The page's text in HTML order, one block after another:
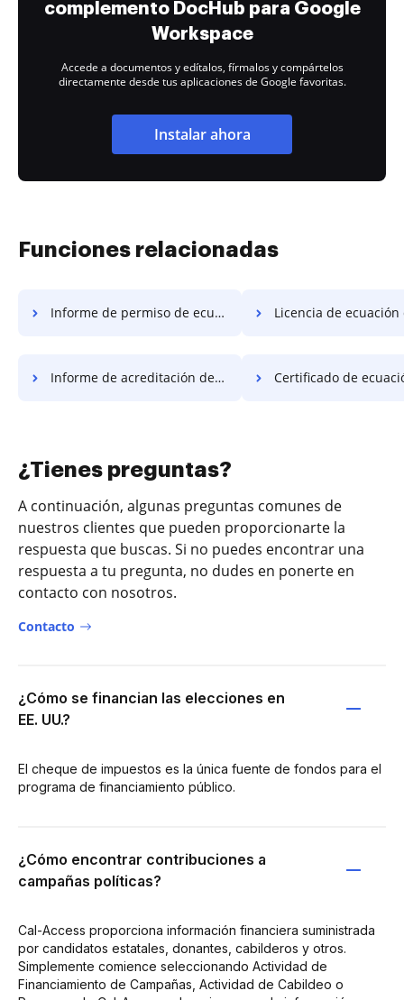
complemento DocHub para Google
Workspace
Accede a documentos y edítalos, fírmalos y compártelos
directamente desde tus aplicaciones de Google favoritas.
Instalar ahora
Funciones relacionadas
Informe de permiso de ecuación Licencia de ecuación de
Informe de acreditación de ecuaciones Certificado de ecuación de
¿Tienes preguntas?
A continuación, algunas preguntas comunes de
nuestros clientes que pueden proporcionarte la
respuesta que buscas. Si no puedes encontrar una
respuesta a tu pregunta, no dudes en ponerte en
contacto con nosotros.
Contacto
¿Cómo se financian las elecciones en
EE. UU.?
El cheque de impuestos es la única fuente de fondos para el
programa de financiamiento público.
¿Cómo encontrar contribuciones a
campañas políticas?
Cal-Access proporciona información financiera suministrada
por candidatos estatales, donantes, cabilderos y otros.
Simplemente comience seleccionando Actividad de
Financiamiento de Campañas, Actividad de Cabildeo o